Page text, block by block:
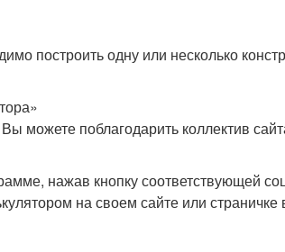
построить одну или несколько
можете поблагодарить коллектив
нажав кнопку соответствующей
на своем сайте или страничке